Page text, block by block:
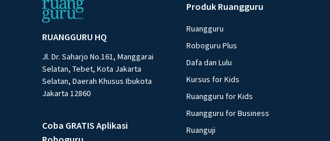
RUANGGURU HQ
Jl. Dr. Saharjo No.161, Manggarai
Selatan, Tebet, Kota Jakarta
Selatan, Daerah Khusus Ibukota
Jakarta 12860
Coba GRATIS Aplikasi
Produk Ruangguru
Ruangguru
Roboguru Plus
Dafa dan Lulu
Kursus for Kids
Ruangguru for Kids
Ruangguru for Business
Ruanguji